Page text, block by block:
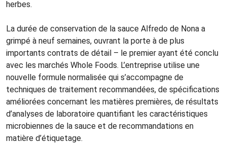
herbes.
La durée de conservation de la sauce Alfredo de Nona a
grimpé à neuf semaines, ouvrant la porte à de plus
importants contrats de détail – le premier ayant été conclu
avec les marchés Whole Foods. L’entreprise utilise une
nouvelle formule normalisée qui s’accompagne de
techniques de traitement recommandées, de spécifications
améliorées concernant les matières premières, de résultats
d’analyses de laboratoire quantifiant les caractéristiques
microbiennes de la sauce et de recommandations en
matière d’étiquetage.